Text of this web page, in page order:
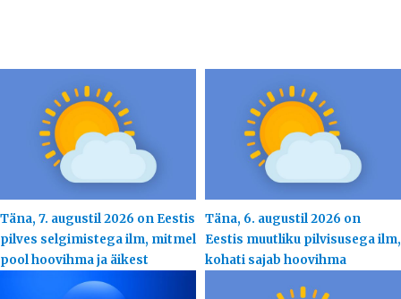
Täna, 7. augustil 2026 on Eestis
pilves selgimistega ilm, mitmel
pool hoovihma ja äikest
Täna, 6. augustil 2026 on
Eestis muutliku pilvisusega ilm,
kohati sajab hoovihma